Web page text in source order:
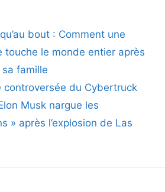
bout : Comment une
touche le monde entier après
famille
controversée du Cybertruck
Musk nargue les
» après l’explosion de Las